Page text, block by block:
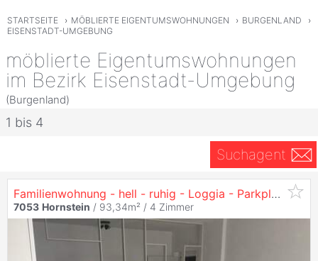
STARTSEITE › MÖBLIERTE EIGENTUMSWOHNUNGEN › BURGENLAND
›
EISENSTADT-UMGEBUNG
möblierte Eigentumswohnungen
im Bezirk Eisenstadt-Umgebung
(Burgenland)
1 bis 4
Suchagent
Familienwohnung - hell - ruhig - Loggia - Parkplatz - 4 Zimmer - großer Keller - Gemeinschaftsgarten - neu renoviert - Erstbezugszustand
7053 Hornstein / 93,34m² / 4 Zimmer